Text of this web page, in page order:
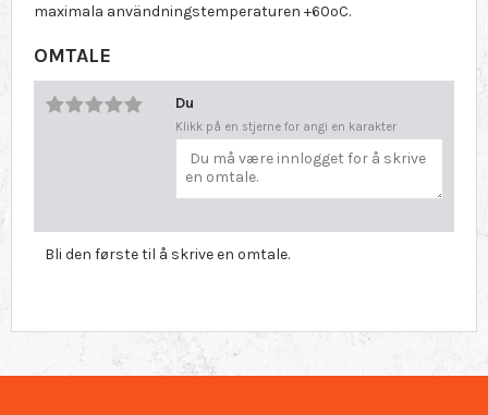
maximala användningstemperaturen +60ºC.
OMTALE
Du
Klikk på en stjerne for angi en karakter
Bli den første til å skrive en omtale.